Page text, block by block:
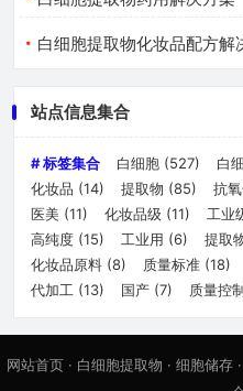
白细胞提取物化妆品配方解
站点信息集合
# 标签集合 白细胞 (527) 白
化妆品 (14) 提取物 (85) 抗
医美 (11) 化妆品级 (11) 工业
高纯度 (15) 工业用 (6) 提取
化妆品原料 (8) 质量标准 (18)
代加工 (13) 国产 (7) 质量控
网站首页 · 白细胞提取物 · 细胞储存 ·